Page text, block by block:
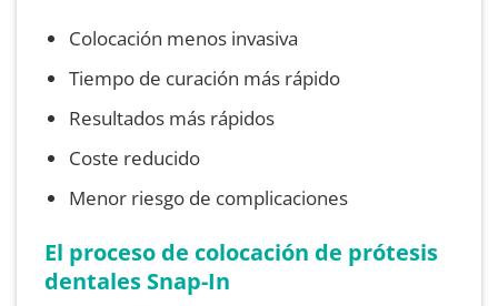
Colocación menos invasiva
Tiempo de curación más rápido
Resultados más rápidos
Coste reducido
Menor riesgo de complicaciones
El proceso de colocación de prótesis
dentales Snap-In